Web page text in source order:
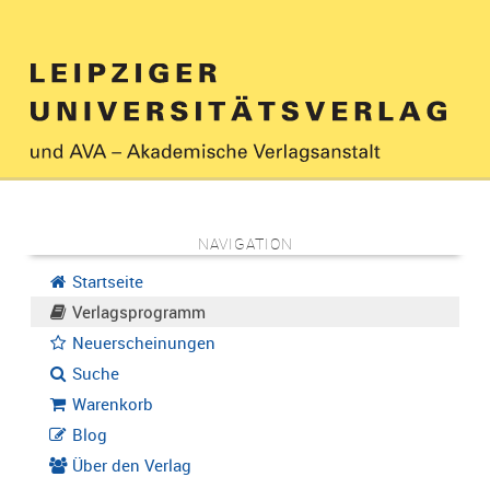
NAVIGATION
Startseite
Verlagsprogramm
Neuerscheinungen
Suche
Warenkorb
Blog
Über den Verlag